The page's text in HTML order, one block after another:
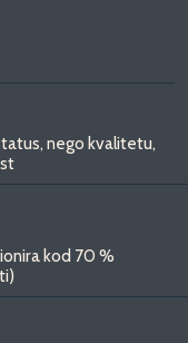
nego kvalitetu,
kod 70 %